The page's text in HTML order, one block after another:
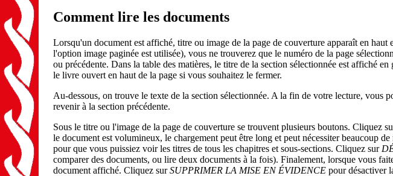
Comment lire les documents
Lorsqu'un document est affiché, titre ou image de la page de couverture apparaît en
l'option image paginée est utilisée), vous ne trouverez que le numéro de la page
ou précédente. Dans la table des matières, le titre de la section sélectionnée est affiché
le livre ouvert en haut de la page si vous souhaitez le fermer.
Au-dessous, on trouve le texte de la section sélectionnée. A la fin de votre lecture, vous
revenir à la section précédente.
Sous le titre ou l'image de la page de couverture se trouvent plusieurs boutons. Cliquez
le document est volumineux, le chargement peut être long et peut nécessiter beaucoup
pour que vous puissiez voir les titres de tous les chapitres et sous-sections. Cliquez sur
comparer des documents, ou lire deux documents à la fois). Finalement, lorsque vous
document affiché. Cliquez surSUPPRIMER LA MISE EN ÉVIDENCE pour désactiver